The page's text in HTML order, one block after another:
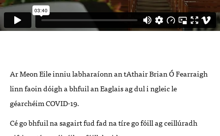
Ar Meon Eile inniu labharaíonn an tAthair Brian Ó Fearraigh
linn faoin dóigh a bhfuil an Eaglais ag dul i ngleic le
géarchéim COVID-19.
Cé go bhfuil na sagairt fud fad na tíre go fóill ag ceillúradh